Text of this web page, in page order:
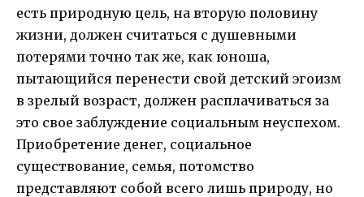
есть природную цель, на вторую половину
жизни, должен считаться с душевными
потерями точно так же, как юноша,
пытающийся перенести свой детский эгоизм
в зрелый возраст, должен расплачиваться за
это свое заблуждение социальным неуспехом.
Приобретение денег, социальное
существование, семья, потомство
представляют собой всего лишь природу, но